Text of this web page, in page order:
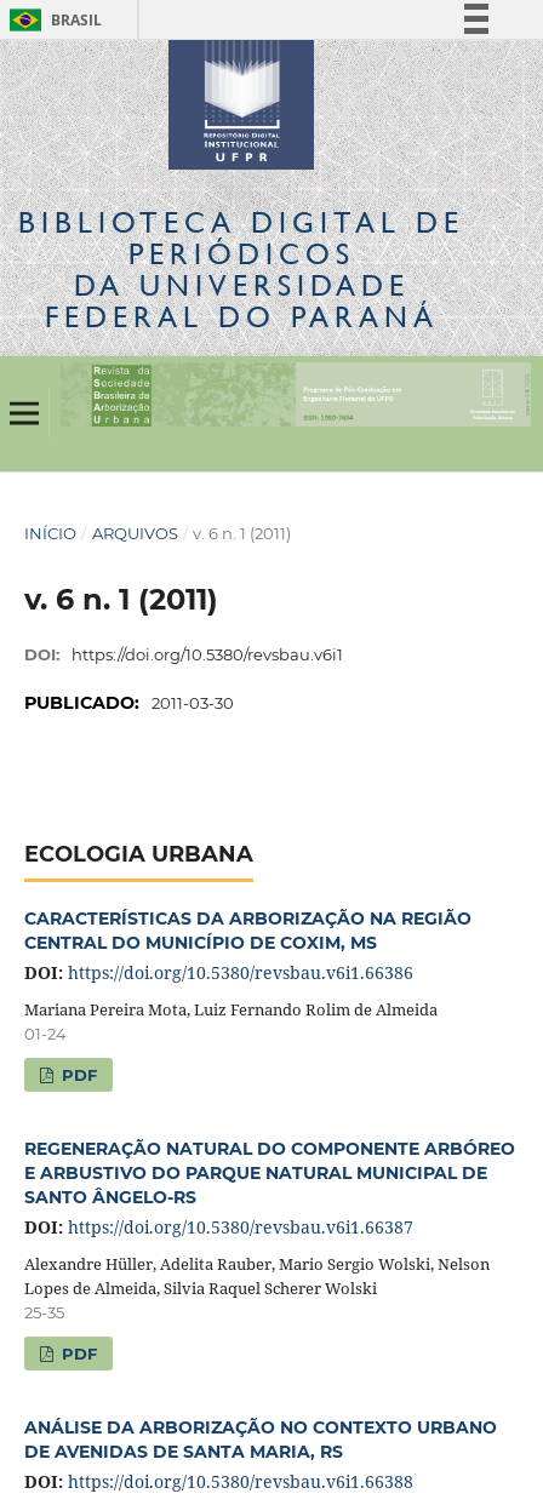
BRASIL
Simplifique!
Comunica BR
Participe
Acesso à informação
Legislação
Canais
BIBLIOTECA DIGITALDE
PERIÓDICOS
DA UNIVERSIDADE
FEDERAL DO PARANÁ
INÍCIO / ARQUIVOS / v. 6 n. 1 (2011)
v. 6 n. 1 (2011)
DOI: https://doi.org/10.5380/revsbau.v6i1
PUBLICADO: 2011-03-30
ECOLOGIA URBANA
CARACTERÍSTICAS DA ARBORIZAÇÃO NA REGIÃO
CENTRAL DO MUNICÍPIO DE COXIM, MS
DOI: https://doi.org/10.5380/revsbau.v6i1.66386
Mariana Pereira Mota, Luiz Fernando Rolim de Almeida
01-24
PDF
REGENERAÇÃO NATURAL DO COMPONENTE ARBÓREO
E ARBUSTIVO DO PARQUE NATURAL MUNICIPAL DE
SANTO ÂNGELO-RS
DOI: https://doi.org/10.5380/revsbau.v6i1.66387
Alexandre Hüller, Adelita Rauber, Mario Sergio Wolski, Nelson
Lopes de Almeida, Silvia Raquel Scherer Wolski
25-35
PDF
ANÁLISE DA ARBORIZAÇÃO NO CONTEXTO URBANO
DE AVENIDAS DE SANTA MARIA, RS
DOI: https://doi.org/10.5380/revsbau.v6i1.66388